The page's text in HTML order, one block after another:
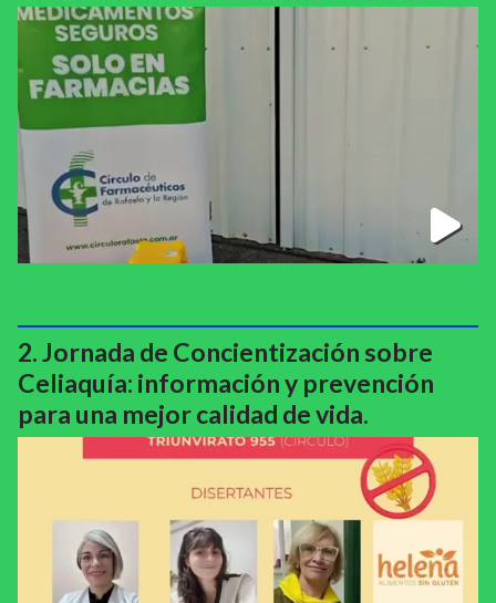
Jornada de Concientización sobre
Celiaquía: información y prevención
para una mejor calidad de vida.